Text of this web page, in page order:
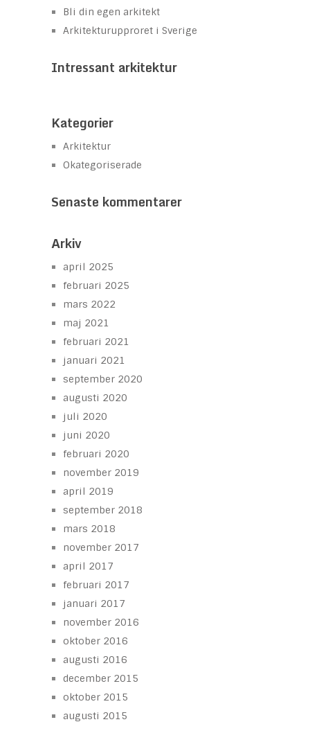
Bli din egen arkitekt
Arkitekturupproret i Sverige
Intressant arkitektur
Kategorier
Arkitektur
Okategoriserade
Senaste kommentarer
Arkiv
april 2025
februari 2025
mars 2022
maj 2021
februari 2021
januari 2021
september 2020
augusti 2020
juli 2020
juni 2020
februari 2020
november 2019
april 2019
september 2018
mars 2018
november 2017
april 2017
februari 2017
januari 2017
november 2016
oktober 2016
augusti 2016
december 2015
oktober 2015
augusti 2015